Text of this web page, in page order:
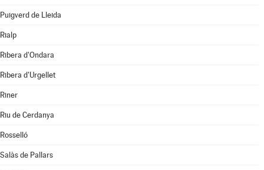
Puigverd de Lleida
Rialp
Ribera d'Ondara
Ribera d'Urgellet
Riner
Riu de Cerdanya
Rosselló
Salàs de Pallars